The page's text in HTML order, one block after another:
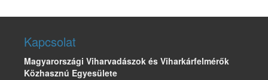
Kapcsolat
Magyarországi Viharvadászok és Viharkárfelmérők
Közhasznú Egyesülete